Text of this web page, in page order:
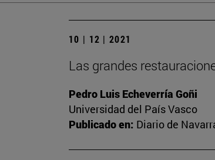
10 | 12 | 2021
Las grandes
Pedro Luis Echeverría Goñi
Universidad del País Vasco
Publicado en: Diario de